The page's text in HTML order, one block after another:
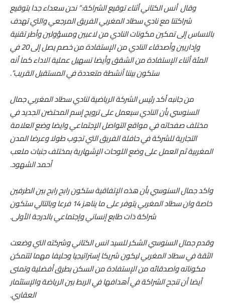
وقال أنس الكتاني أثناء توقيع الشراكة:” نحن سعداء جدا بتوقيع
شراكتنا مع نادي سطاد المغربي الفريق المرجعي والتي تهدف
بالاساس إلى تمكين مكونات النادي من لاعبين ومسؤولين وأطر تقنية
وإداريين وأصدقاء النادي من الإستفادة من خصم يصل إلى 20 في
المئة أثناء الإستفادة من الشقق وأيضا تسهيل عملية الاداء كما أنه
ستكون بيننا أنشطة متعددة في المستقبل القريب”.
من جانبه أكد رئيس الشركة الرياضية لنادي سطاد المغربي جمال
السنوسي بأن النادي سيعمل على ترويج إسم المحتضن الجديد في
مختلف صفحاته في مواقع التواصل الإجتماعي وايضا وضع العلامة
التجارية للشركة في حافلة الفريق التي تجوب طولا وعرضا المدن
المغربية ثم العمل على وضع اللوحات الإشهارية بمختلف جنبات ملعب
أحمد الشهود.
واكد جمال السنوسي بأن هذه الإتفاقية ستكون رابح رابح بين الطرفين
خاصة وان سطاد المغربي يتوفر على ما يناهز 14 فرعا وبالتالي ستكون
شراكة ذات طابع إنساني وإجتماعي بالدرجة الأولى.
وقدم جمال السنوسي الشكر للسيد انس الكتاني وشركته التي وضعت
الثقة في سطاد المغربي ليكون شريكا إستراتيجيا وحليفا مهما لتتمكن
مكوناته واصدقائه من الإستفادة من السكن بطرق أفضلية وتمنى
أيضا أن تنجح الشراكة في أهدافها في الربط بين الرياضة والإستثمار
العقاري.